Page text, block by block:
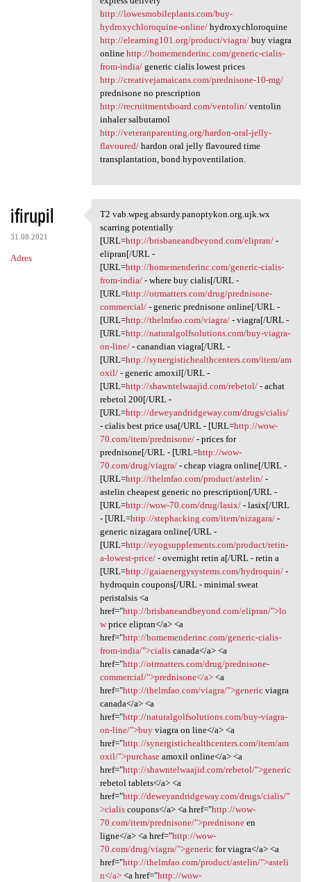
http://lowesmobileplants.com/buy-
hydroxychloroquine-online/hydroxychloroquine
http://elearning101.org/product/viagra/buy viagra
online http://homemenderinc.com/generic-cialis-
from-india/generic cialis lowest prices
http://creativejamaicans.com/prednisone-10-mg/
prednisone no prescription
http://recruitmentsboard.com/ventolin/ventolin
inhaler salbutamol
http://veteranparenting.org/hardon-oral-jelly-
flavoured/hardon oral jelly flavoured time
transplantation, bond hypoventilation.
ifirupil
31.08.2021
Adres
T2 vab.wpeg.absurdy
T2 vab.wpeg.absurdy.panoptykon.org.ujk.wx
scarring potentially
[URL=http://brisbaneandbeyond.com/elipran/-
elipran[/URL -
[URL=http://homemenderinc.com/generic-cialis-
from-india/- where buy cialis[/URL -
[URL=http://otrmatters.com/drug/prednisone-
commercial/- generic prednisone online[/URL -
[URL=http://thelmfao.com/viagra/- viagra[/URL -
[URL=http://naturalgolfsolutions.com/buy-viagra-
on-line/- canandian viagra[/URL -
[URL=http://synergistichealthcenters.com/item/am
oxil/- generic amoxil[/URL -
[URL=http://shawntelwaajid.com/rebetol/- achat
rebetol 200[/URL -
[URL=http://deweyandridgeway.com/drugs/cialis/
- cialis best price usa[/URL - [URL=http://wow-
70.com/item/prednisone/- prices for
prednisone[/URL - [URL=http://wow-
70.com/drug/viagra/- cheap viagra online[/URL -
[URL=http://thelmfao.com/product/astelin/-
astelin cheapest generic no prescription[/URL -
[URL=http://wow-70.com/drug/lasix/- lasix[/URL
- [URL=http://stephacking.com/item/nizagara/-
generic nizagara online[/URL -
[URL=http://eyogsupplements.com/product/retin-
a-lowest-price/- overnight retin a[/URL - retin a
[URL=http://gaiaenergysystems.com/hydroquin/-
hydroquin coupons[/URL - minimal sweat
peristalsis <a
href="http://brisbaneandbeyond.com/elipran/">lo
wprice elipran</a> <a
href="http://homemenderinc.com/generic-cialis-
from-india/">cialiscanada</a> <a
href="http://otrmatters.com/drug/prednisone-
commercial/">prednisone</a><a
href="http://thelmfao.com/viagra/">genericviagra
canada</a> <a
href="http://naturalgolfsolutions.com/buy-viagra-
on-line/">buyviagra on line</a> <a
href="http://synergistichealthcenters.com/item/am
oxil/">purchaseamoxil online</a> <a
href="http://shawntelwaajid.com/rebetol/">generic
rebetol tablets</a> <a
href="http://deweyandridgeway.com/drugs/cialis/"
>cialiscoupons</a> <a href="http://wow-
70.com/item/prednisone/">prednisoneen
ligne</a> <a href="http://wow-
70.com/drug/viagra/">genericfor viagra</a> <a
href="http://thelmfao.com/product/astelin/">asteli
n</a><a href="http://wow-